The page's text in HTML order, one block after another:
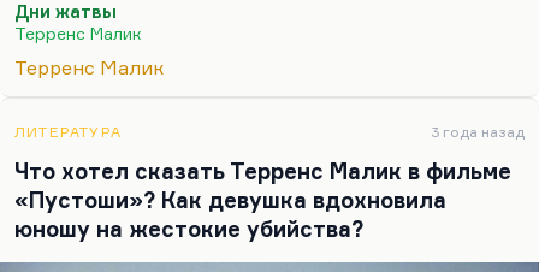
забвение человеком простейших нравственных
норм, потому что ничто, кроме войны, об этом
напомнить не может. Ну, так это я трактую.
пророк, моралист. И «Пустоши» я воспринимаю в
этом смысле. И последние его фильмы (все без
исключения) уже кажутся мне прямой моральной
проповедью, несколько даже занудной. И
«Тонкая красная линия» про это, хотя она, так
Дни жатвы
Терренс Малик
Терренс Малик
ЛИТЕРАТУРА 3 года назад
Что хотел сказать Терренс Малик в фильме
«Пустоши»? Как девушка вдохновила
юношу на жестокие убийства?